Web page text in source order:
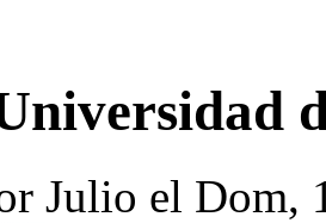
Julio el Dom,